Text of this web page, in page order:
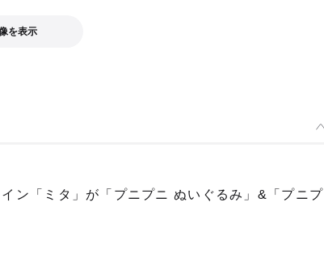
を表示
ン「ミタ」が「プニプニ ぬいぐるみ」&「プニプ